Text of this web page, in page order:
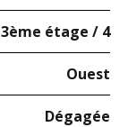
3ème étage / 4
Ouest
Dégagée